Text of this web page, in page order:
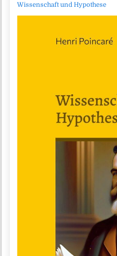
Wissenschaft und Hypothese